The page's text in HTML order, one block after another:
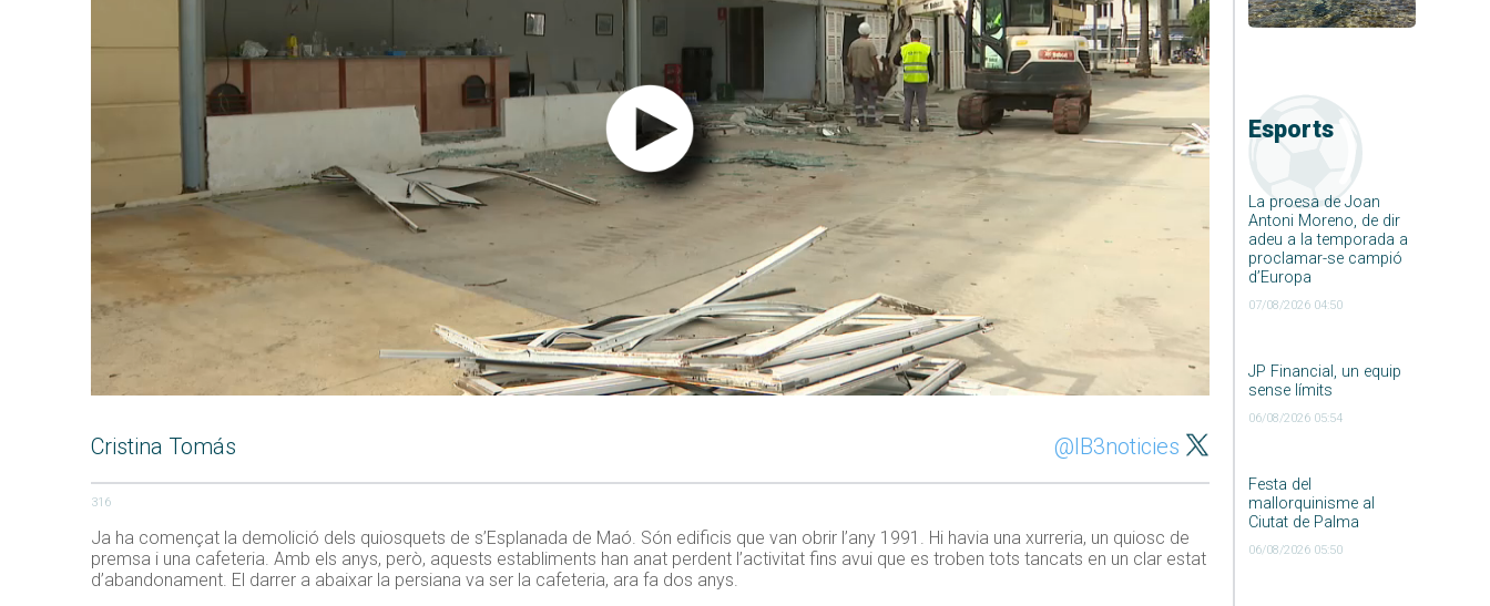
Esports
La proesa de Joan
Antoni Moreno, de dir
adeu a la temporada a
proclamar-se campió
d’Europa
07/08/2026 04:50
JP Financial, un equip
sense límits
06/08/2026 05:54
Festa del
mallorquinisme al
Ciutat de Palma
06/08/2026 05:50
Cristina Tomás @IB3noticies
316
Ja ha començat la demolició dels quiosquets de s’Esplanada de Maó. Són edificis que van obrir l’any 1991. Hi havia una xurreria, un quiosc de
premsa i una cafeteria. Amb els anys, però, aquests establiments han anat perdent l’activitat fins avui que es troben tots tancats en un clar estat
d’abandonament. El darrer a abaixar la persiana va ser la cafeteria, ara fa dos anys.